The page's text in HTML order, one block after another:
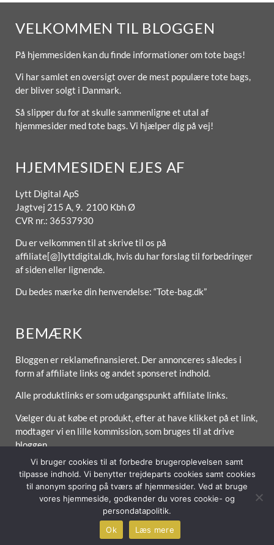
VELKOMMEN TIL BLOGGEN
På hjemmesiden kan du finde informationer om tote bags!
Vi har samlet en oversigt over de mest populære tote bags,
der bliver solgt i Danmark.
Så slipper du for at skulle sammenligne et utal af
hjemmesider med tote bags. Vi hjælper dig på vej!
HJEMMESIDEN EJES AF
Lytt Digital ApS
Jagtvej 215 A, 9. 2100 Kbh Ø
CVR nr.: 36537930
Du er velkommen til at skrive til os på
affiliate[@]lyttdigital.dk, hvis du har forslag til forbedringer
af siden eller lignende.
Du bedes mærke din henvendelse: “Tote-bag.dk”
BEMÆRK
Bloggen er reklamefinansieret. Der annonceres således i
form af affiliate links og andet sponseret indhold.
Alle produktlinks er som udgangspunkt affiliate links.
Vælger du at købe et produkt, efter at have klikket på et link,
modtager vi en lille kommission, som bruges til at drive
bloggen.
Forside Om / Kontakt Betingelser
© 2026 Lytt Digital ApS
Vi bruger cookies til at forbedre brugeroplevelsen samt
tilpasse indhold. Vi benytter trejdeparts cookies samt cookies
til anonym sporing på tværs af hjemmesider. Ved at bruge
vores hjemmeside, godkender du vores cookie- og
persondatapolitik.
Ok
Læs mere